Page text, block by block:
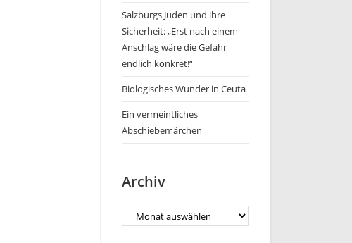
Salzburgs Juden und ihre
Sicherheit: „Erst nach einem
Anschlag wäre die Gefahr
endlich konkret!“
Biologisches Wunder in Ceuta
Ein vermeintliches
Abschiebemärchen
Archiv
Archiv